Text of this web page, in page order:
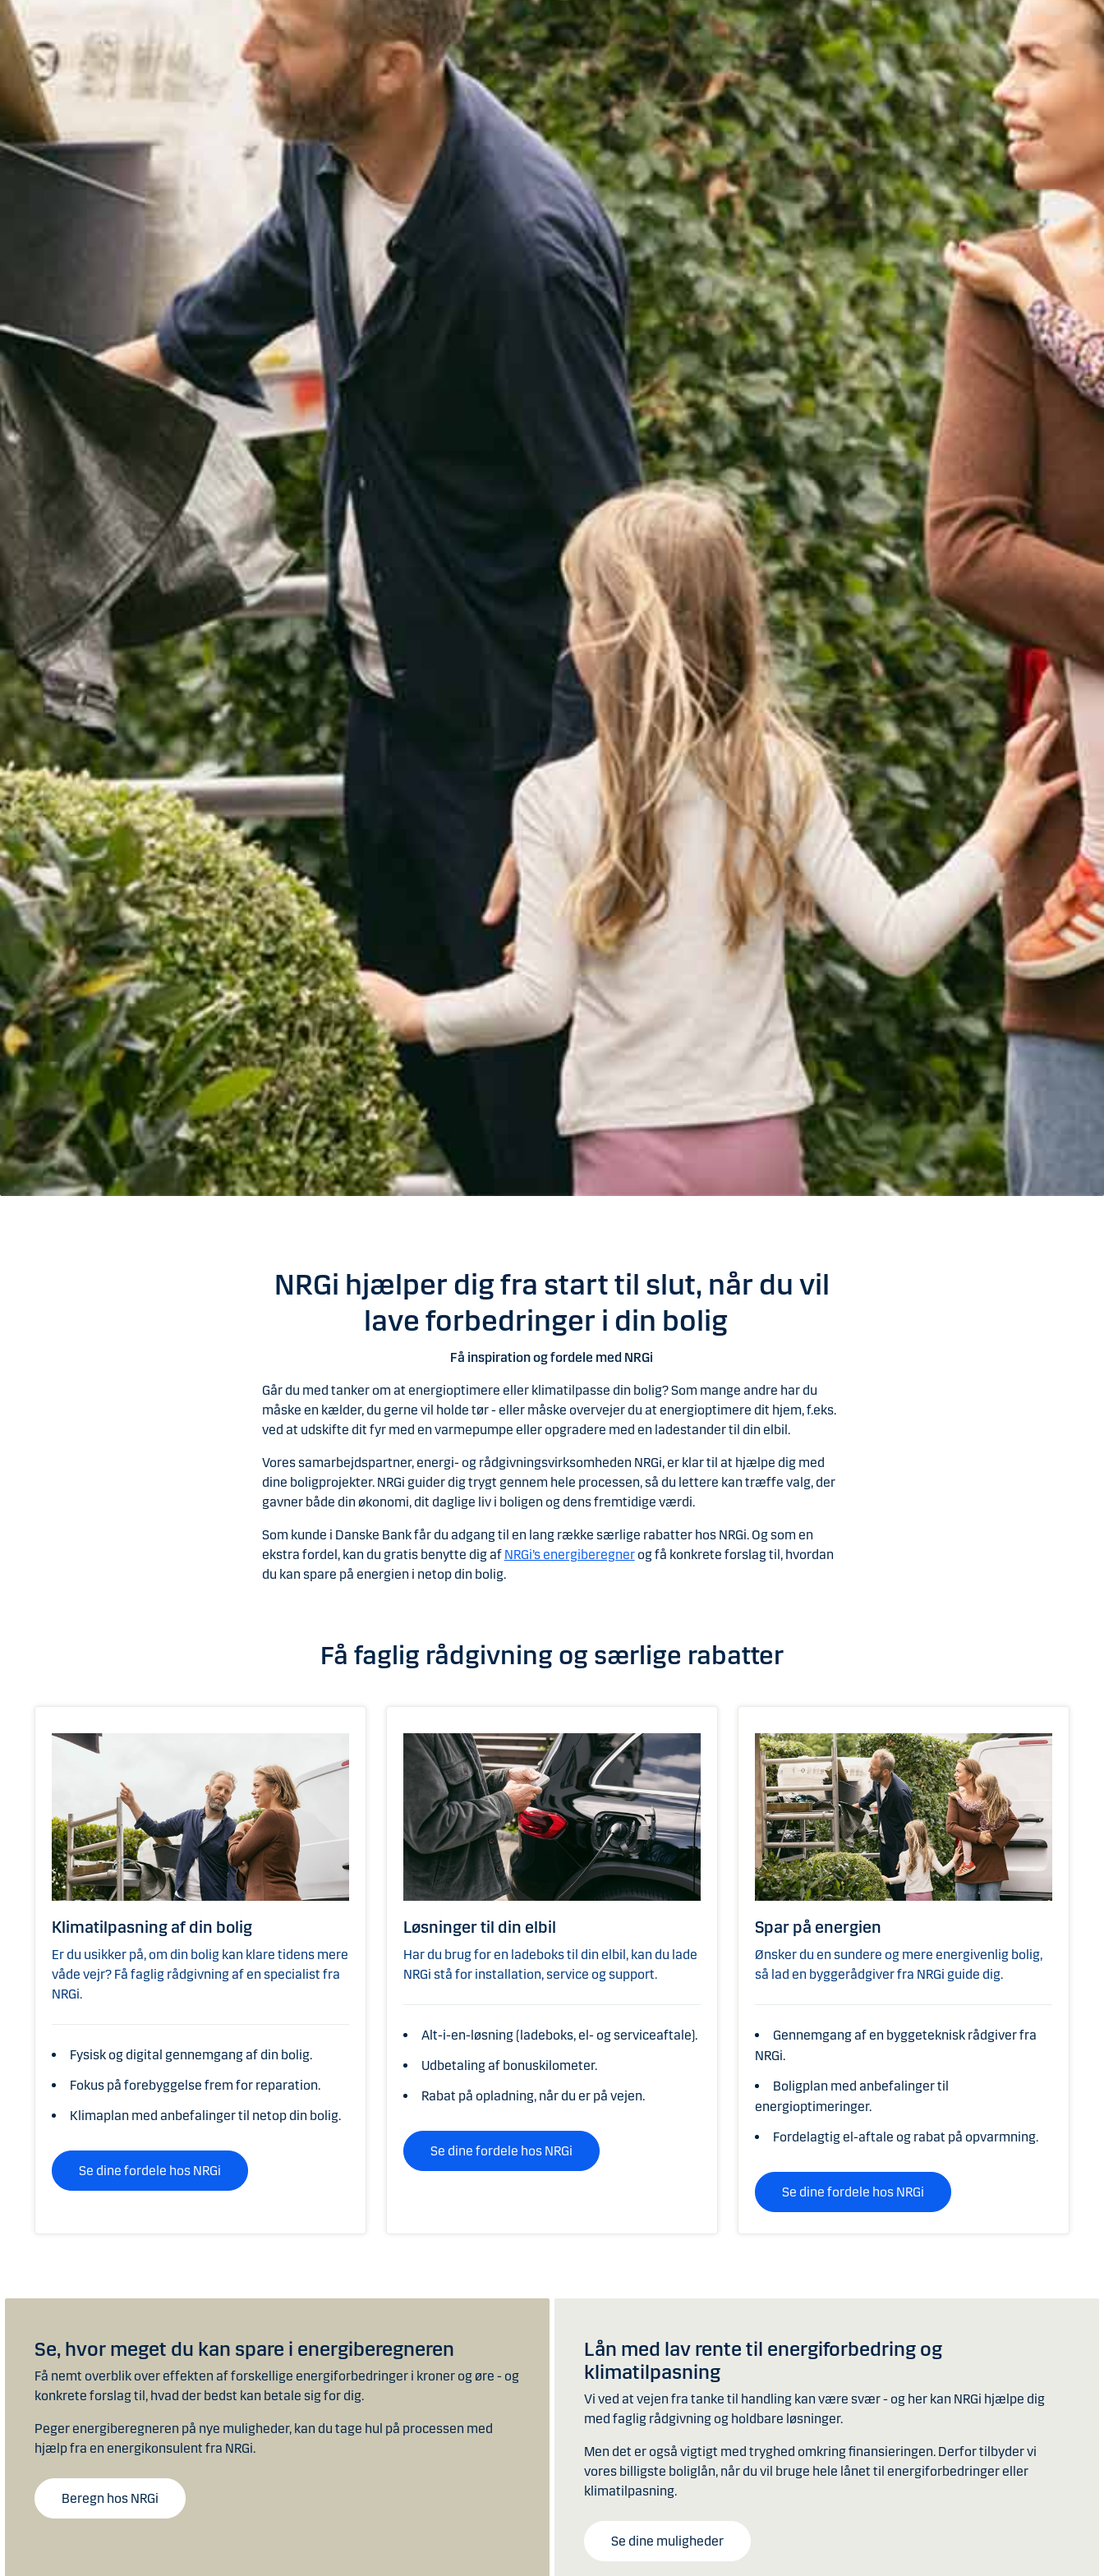
NRGi hjælper dig fra start til slut, når du vil
lave forbedringer i din bolig
Få inspiration og fordele med NRGi
Går du med tanker om at energioptimere eller klimatilpasse din bolig? Som mange andre har du
måske en kælder, du gerne vil holde tør - eller måske overvejer du at energioptimere dit hjem, f.eks.
ved at udskifte dit fyr med en varmepumpe eller opgradere med en ladestander til din elbil.
Vores samarbejdspartner, energi- og rådgivningsvirksomheden NRGi, er klar til at hjælpe dig med
dine boligprojekter. NRGi guider dig trygt gennem hele processen, så du lettere kan træffe valg, der
gavner både din økonomi, dit daglige liv i boligen og dens fremtidige værdi.
Som kunde i Danske Bank får du adgang til en lang række særlige rabatter hos NRGi. Og som en
ekstra fordel, kan du gratis benytte dig af NRGi’s energiberegnerog få konkrete forslag til, hvordan
du kan spare på energien i netop din bolig.
Få faglig rådgivning og særlige rabatter
Klimatilpasning af din bolig
Er du usikker på, om din bolig kan klare tidens mere
våde vejr? Få faglig rådgivning af en specialist fra
NRGi.
Fysisk og digital gennemgang af din bolig.
Fokus på forebyggelse frem for reparation.
Klimaplan med anbefalinger til netop din bolig.
Se dine fordele hos NRGi
Løsninger til din elbil
Har du brug for en ladeboks til din elbil, kan du lade
NRGi stå for installation, service og support.
Alt-i-en-løsning (ladeboks, el- og serviceaftale).
Udbetaling af bonuskilometer.
Rabat på opladning, når du er på vejen.
Se dine fordele hos NRGi
Spar på energien
Ønsker du en sundere og mere energivenlig bolig,
så lad en byggerådgiver fra NRGi guide dig.
Gennemgang af en byggeteknisk rådgiver fra
NRGi.
Boligplan med anbefalinger til
energioptimeringer.
Fordelagtig el-aftale og rabat på opvarmning.
Se dine fordele hos NRGi
Se, hvor meget du kan spare i energiberegneren
Få nemt overblik over effekten af forskellige energiforbedringer i kroner og øre - og
konkrete forslag til, hvad der bedst kan betale sig for dig.
Peger energiberegneren på nye muligheder, kan du tage hul på processen med
hjælp fra en energikonsulent fra NRGi.
Beregn hos NRGi
Lån med lav rente til energiforbedring og
klimatilpasning
Vi ved at vejen fra tanke til handling kan være svær - og her kan NRGi hjælpe dig
med faglig rådgivning og holdbare løsninger.
Men det er også vigtigt med tryghed omkring finansieringen. Derfor tilbyder vi
vores billigste boliglån, når du vil bruge hele lånet til energiforbedringer eller
klimatilpasning.
Se dine muligheder